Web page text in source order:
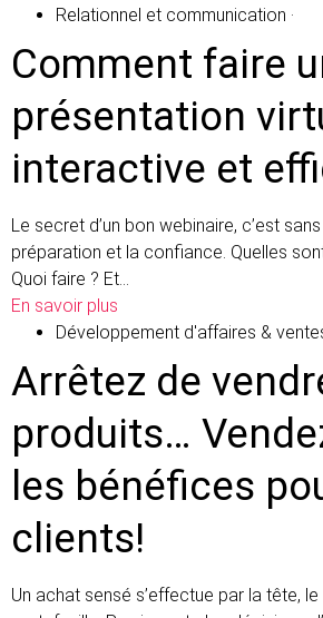
Relationnel et communication ·
Comment faire
présentation
interactive et
Le secret d’un bon webinaire, c’est
préparation et la confiance. Quelles
Quoi faire ? Et…
En savoir plus
Développement d'affaires &
Arrêtez de
produits…
les bénéfices
clients!
Un achat sensé s’effectue par la tête,